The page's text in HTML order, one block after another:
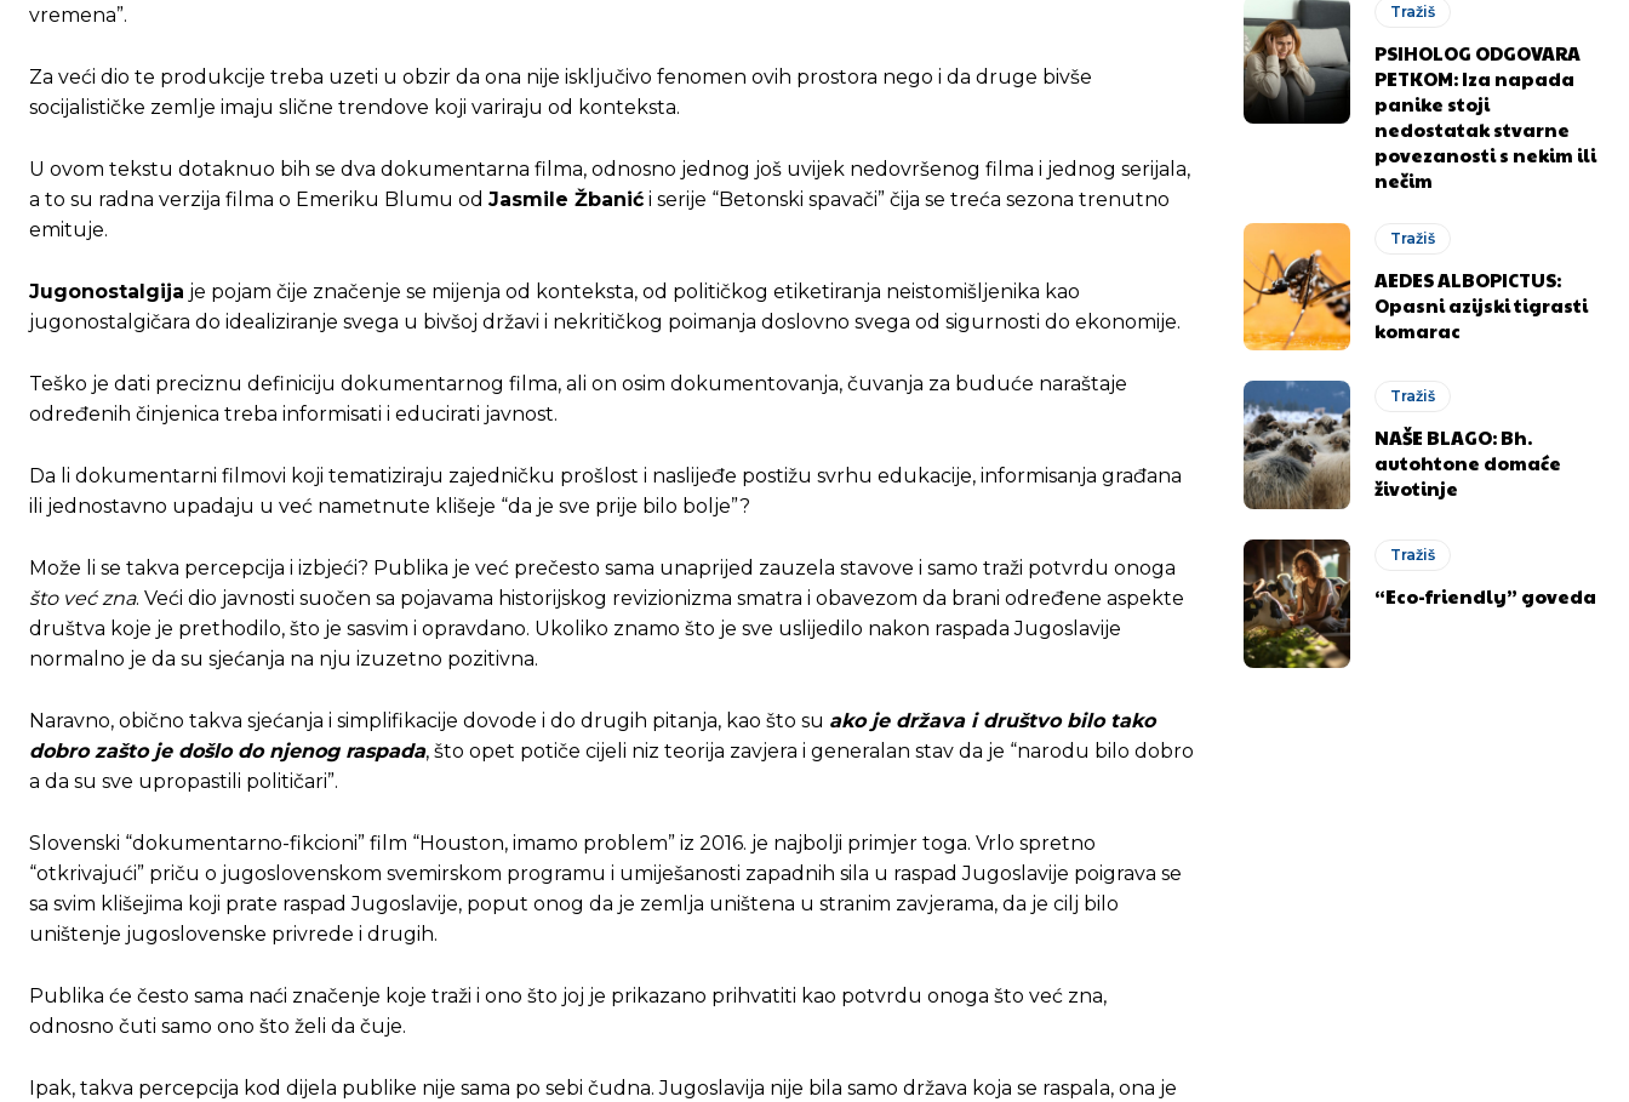
Pusti priču da živi!
Ovim putem želimo da vam se zahvalimo što ste odlučili da pustite Vašu priču da živi, Redakcija Objavi.ba
Pusti priču da živi!
Ovim putem želimo da vam se zahvalimo što ste odlučili da pustite Vašu priču da živi, Redakcija Objavi.ba
vremena”.
Za veći dio te produkcije treba uzeti u obzir da ona nije isključivo fenomen ovih prostora nego i da druge bivše
socijalističke zemlje imaju slične trendove koji variraju od konteksta.
U ovom tekstu dotaknuo bih se dva dokumentarna filma, odnosno jednog još uvijek nedovršenog filma i jednog serijala,
a to su radna verzija filma o Emeriku Blumu od Jasmile Žbanić i serije “Betonski spavači” čija se treća sezona trenutno
emituje.
Jugonostalgija je pojam čije značenje se mijenja od konteksta, od političkog etiketiranja neistomišljenika kao
jugonostalgičara do idealiziranje svega u bivšoj državi i nekritičkog poimanja doslovno svega od sigurnosti do ekonomije.
Teško je dati preciznu definiciju dokumentarnog filma, ali on osim dokumentovanja, čuvanja za buduće naraštaje
određenih činjenica treba informisati i educirati javnost.
Da li dokumentarni filmovi koji tematiziraju zajedničku prošlost i naslijeđe postižu svrhu edukacije, informisanja građana
ili jednostavno upadaju u već nametnute klišeje “da je sve prije bilo bolje”?
Može li se takva percepcija i izbjeći? Publika je već prečesto sama unaprijed zauzela stavove i samo traži potvrdu onoga
što već zna. Veći dio javnosti suočen sa pojavama historijskog revizionizma smatra i obavezom da brani određene aspekte
društva koje je prethodilo, što je sasvim i opravdano. Ukoliko znamo što je sve uslijedilo nakon raspada Jugoslavije
normalno je da su sjećanja na nju izuzetno pozitivna.
Naravno, obično takva sjećanja i simplifikacije dovode i do drugih pitanja, kao što su ako je država i društvo bilo tako
dobro zašto je došlo do njenog raspada, što opet potiče cijeli niz teorija zavjera i generalan stav da je “narodu bilo dobro
a da su sve upropastili političari”.
Slovenski “dokumentarno-fikcioni” film “Houston, imamo problem” iz 2016. je najbolji primjer toga. Vrlo spretno
“otkrivajući” priču o jugoslovenskom svemirskom programu i umiješanosti zapadnih sila u raspad Jugoslavije poigrava se
sa svim klišejima koji prate raspad Jugoslavije, poput onog da je zemlja uništena u stranim zavjerama, da je cilj bilo
uništenje jugoslovenske privrede i drugih.
Publika će često sama naći značenje koje traži i ono što joj je prikazano prihvatiti kao potvrdu onoga što već zna,
odnosno čuti samo ono što želi da čuje.
Ipak, takva percepcija kod dijela publike nije sama po sebi čudna. Jugoslavija nije bila samo država koja se raspala, ona je
Tražiš
PSIHOLOG ODGOVARA
PETKOM: Iza napada
panike stoji
nedostatak stvarne
povezanosti s nekim ili
nečim
Tražiš
AEDES ALBOPICTUS:
Opasni azijski tigrasti
komarac
Tražiš
NAŠE BLAGO: Bh.
autohtone domaće
životinje
Tražiš
“Eco-friendly” goveda